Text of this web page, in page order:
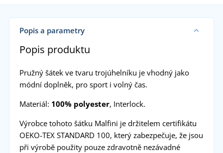
Popis a parametry
Popis produktu
Pružný šátek ve tvaru trojúhelníku je vhodný jako
módní doplněk, pro sport i volný čas.
Materiál: 100% polyester, Interlock.
Výrobce tohoto šátku Malfini je držitelem certifikátu
OEKO-TEX STANDARD 100, který zabezpečuje, že jsou
při výrobě použity pouze zdravotně nezávadné